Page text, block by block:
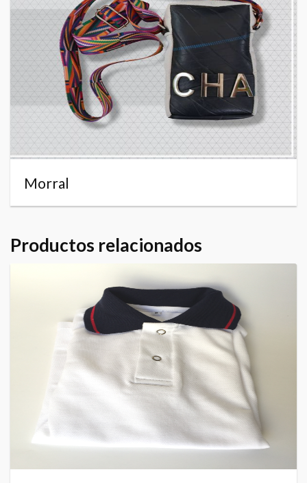
Morral
Productos relacionados